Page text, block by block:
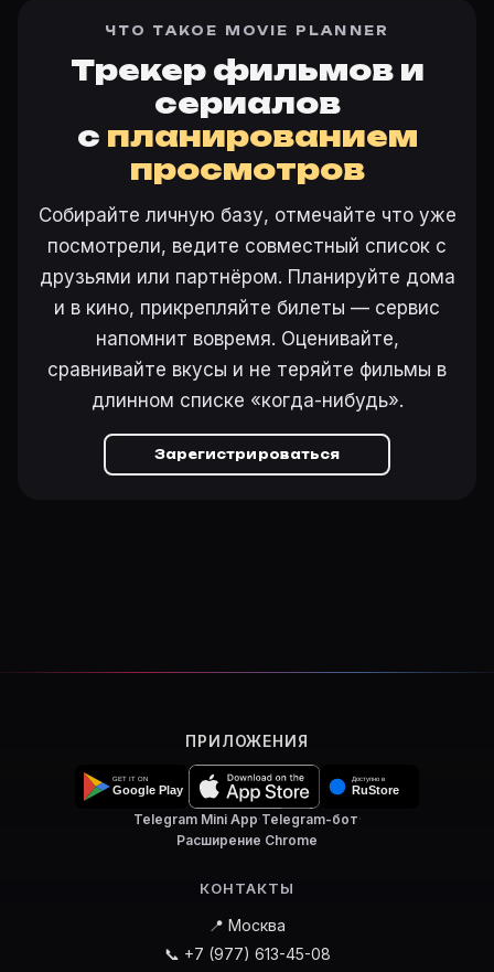
ЧТО ТАКОЕ MOVIE PLANNER
Трекер фильмов и
сериалов
с планированием
просмотров
Собирайте личную базу, отмечайте что уже
посмотрели, ведите совместный список с
друзьями или партнёром. Планируйте дома
и в кино, прикрепляйте билеты — сервис
напомнит вовремя. Оценивайте,
сравнивайте вкусы и не теряйте фильмы в
длинном списке «когда-нибудь».
Зарегистрироваться
ПРИЛОЖЕНИЯ
Telegram Mini App·Telegram-бот·
Расширение Chrome
КОНТАКТЫ
📍 Москва
📞 +7 (977) 613-45-08